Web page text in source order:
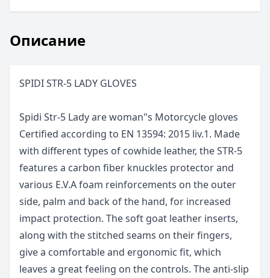
Описание
SPIDI STR-5 LADY GLOVES
Spidi Str-5 Lady are woman"s Motorcycle gloves
Certified according to EN 13594: 2015 liv.1. Made
with different types of cowhide leather, the STR-5
features a carbon fiber knuckles protector and
various E.V.A foam reinforcements on the outer
side, palm and back of the hand, for increased
impact protection. The soft goat leather inserts,
along with the stitched seams on their fingers,
give a comfortable and ergonomic fit, which
leaves a great feeling on the controls. The anti-slip